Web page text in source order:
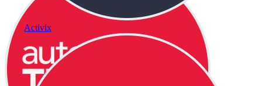
Activix